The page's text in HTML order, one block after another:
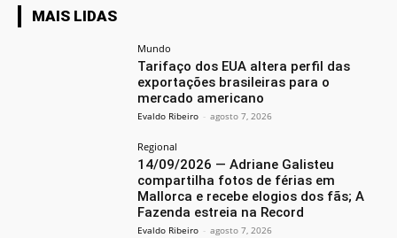
MAIS LIDAS
Mundo
Tarifaço dos EUA altera perfil das
exportações brasileiras para o
mercado americano
Evaldo Ribeiro - agosto 7, 2026
Regional
14/09/2026 — Adriane Galisteu
compartilha fotos de férias em
Mallorca e recebe elogios dos fãs; A
Fazenda estreia na Record
Evaldo Ribeiro - agosto 7, 2026